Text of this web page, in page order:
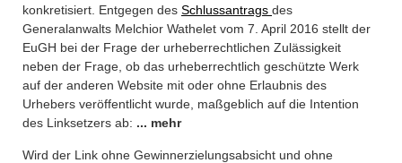
konkretisiert. Entgegen des Schlussantrags des
Generalanwalts Melchior Wathelet vom 7. April 2016 stellt der
EuGH bei der Frage der urheberrechtlichen Zulässigkeit
neben der Frage, ob das urheberrechtlich geschützte Werk
auf der anderen Website mit oder ohne Erlaubnis des
Urhebers veröffentlicht wurde, maßgeblich auf die Intention
des Linksetzers ab: ... mehr
Wird der Link ohne Gewinnerzielungsabsicht und ohne
Who We Are /
Über uns
Where To Find Us /